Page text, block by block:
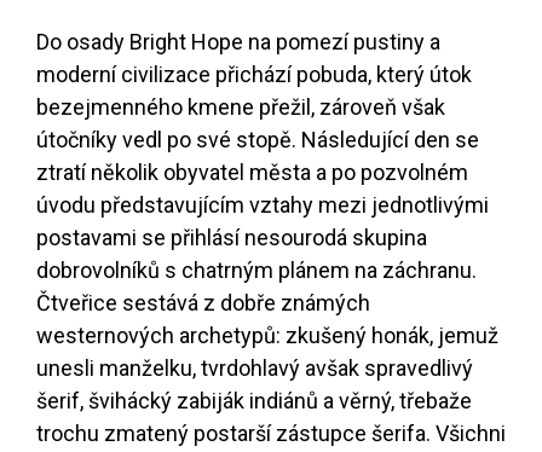
Do osady Bright Hope na pomezí pustiny a
moderní civilizace přichází pobuda, který útok
bezejmenného kmene přežil, zároveň však
útočníky vedl po své stopě. Následující den se
ztratí několik obyvatel města a po pozvolném
úvodu představujícím vztahy mezi jednotlivými
postavami se přihlásí nesourodá skupina
dobrovolníků s chatrným plánem na záchranu.
Čtveřice sestává z dobře známých
westernových archetypů: zkušený honák, jemuž
unesli manželku, tvrdohlavý avšak spravedlivý
šerif, švihácký zabiják indiánů a věrný, třebaže
trochu zmatený postarší zástupce šerifa. Všichni